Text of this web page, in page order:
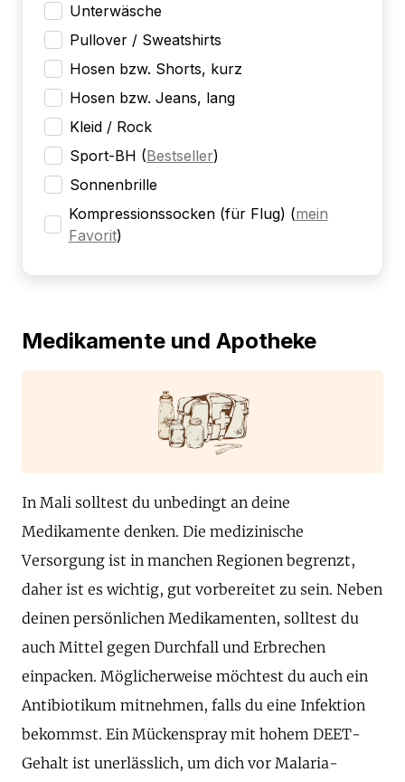
Unterwäsche
Pullover / Sweatshirts
Hosen bzw. Shorts, kurz
Hosen bzw. Jeans, lang
Kleid / Rock
Sport-BH (Bestseller)
Sonnenbrille
Kompressionssocken (für Flug) (mein
Favorit)
Medikamente und Apotheke
In Mali solltest du unbedingt an deine
Medikamente denken. Die medizinische
Versorgung ist in manchen Regionen begrenzt,
daher ist es wichtig, gut vorbereitet zu sein. Neben
deinen persönlichen Medikamenten, solltest du
auch Mittel gegen Durchfall und Erbrechen
einpacken. Möglicherweise möchtest du auch ein
Antibiotikum mitnehmen, falls du eine Infektion
bekommst. Ein Mückenspray mit hohem DEET-
Gehalt ist unerlässlich, um dich vor Malaria-